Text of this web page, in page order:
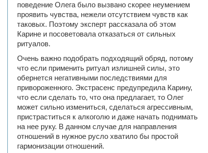
поведение Олега было вызвано скорее неумением
проявить чувства, нежели отсутствием чувств как
таковых. Поэтому эксперт рассказала об этом
Карине и посоветовала отказаться от сильных
ритуалов.
Очень важно подобрать подходящий обряд, потому
что если применить ритуал излишней силы, это
обернется негативными последствиями для
привороженного. Экстрасенс предупредила Карину,
что если сделать то, что она предлагает, то Олег
может сильно измениться, сделаться агрессивным,
пристраститься к алкоголю и даже начать поднимать
на нее руку. В данном случае для направления
отношений в нужное русло хватило бы простой
гармонизации отношений.